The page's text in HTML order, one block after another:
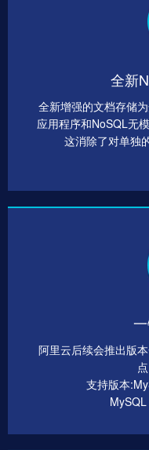
全新
全新增强的文档存储
应用程序和NoSQL无
这消除了对单独
阿里云后续会推出版
支持版本